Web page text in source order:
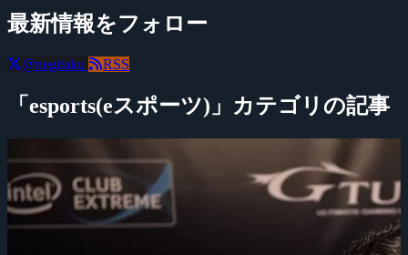
最新情報をフォロー
@negitaku RSS
「esports(eスポーツ)」カテゴリの記事